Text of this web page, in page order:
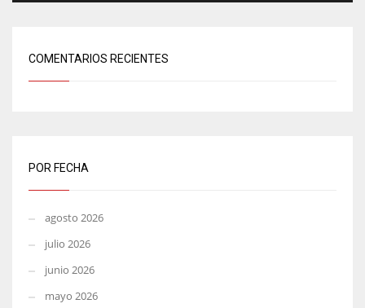
COMENTARIOS RECIENTES
POR FECHA
agosto 2026
julio 2026
junio 2026
mayo 2026